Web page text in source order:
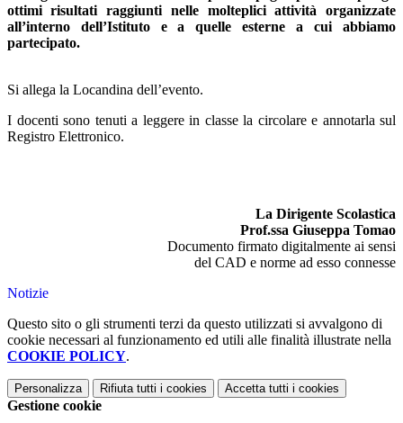
ottimi risultati raggiunti nelle molteplici attività organizzate
all’interno dell’Istituto e a quelle esterne a cui abbiamo
partecipato.
Si allega la Locandina dell’evento.
I docenti sono tenuti a leggere in classe la circolare e annotarla sul
Registro Elettronico.
La Dirigente Scolastica
Prof.ssa Giuseppa Tomao
Documento firmato digitalmente ai sensi
del CAD e norme ad esso connesse
Notizie
Questo sito o gli strumenti terzi da questo utilizzati si avvalgono di
cookie necessari al funzionamento ed utili alle finalità illustrate nella
COOKIE POLICY.
Personalizza Rifiuta tutti i cookies Accetta tutti i cookies
Gestione cookie